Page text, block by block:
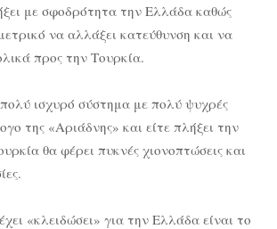
με σφοδρότητα την Ελλάδα καθώς
να αλλάξει κατεύθυνση και να
προς την Τουρκία.
ισχυρό σύστημα με πολύ ψυχρές
της «Αριάδνης» και είτε πλήξει την
θα φέρει πυκνές χιονοπτώσεις και
«κλειδώσει» για την Ελλάδα είναι το